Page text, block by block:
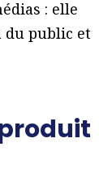
: elle
du public et